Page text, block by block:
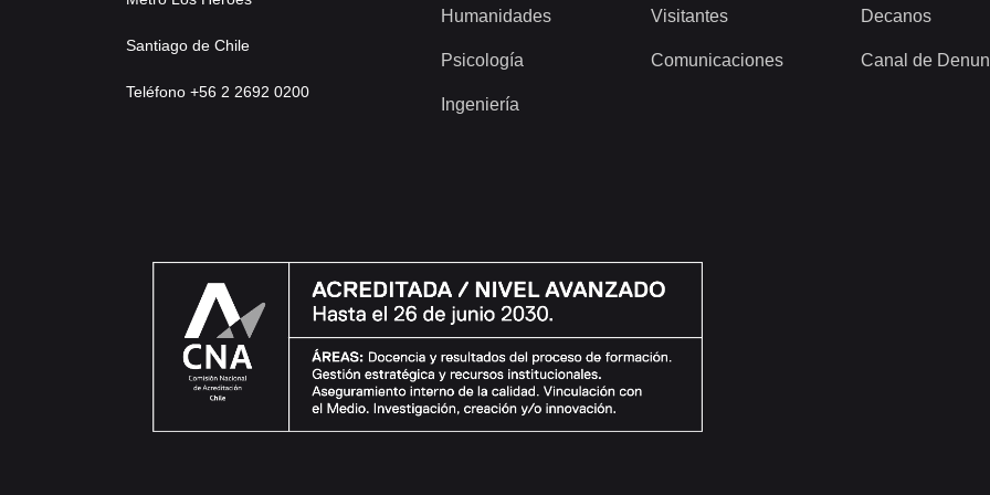
Santiago de Chile
Teléfono +56 2 2692 0200
Humanidades
Psicología
Ingeniería
Visitantes
Comunicaciones
Decanos
Canal de